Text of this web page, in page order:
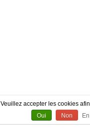
Veuillez accepter les cookies
Oui
Non